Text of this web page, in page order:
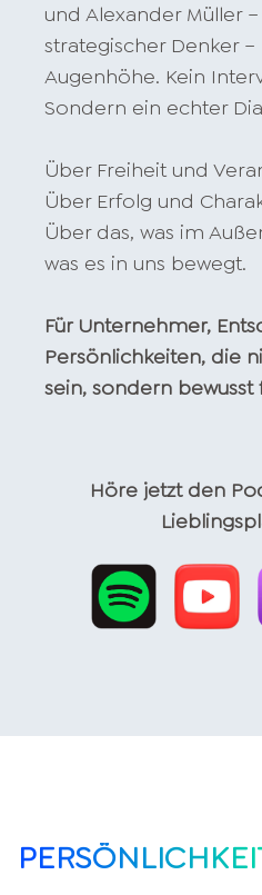
und Alexander Müller
strategischer Denker
Augenhöhe. Kein
Sondern ein echter
Über Freiheit und
Über Erfolg und
Über das, was im
was es in uns bewegt.
Für Unternehmer,
Persönlichkeiten, die
sein, sondern
Höre jetzt den